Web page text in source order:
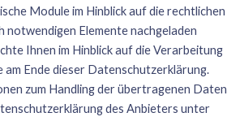
Module im Hinblick auf die rechtlichen
notwendigen Elemente nachgeladen
Ihnen im Hinblick auf die Verarbeitung
am Ende dieser Datenschutzerklärung.
zum Handling der übertragenen Daten
des Anbieters unter